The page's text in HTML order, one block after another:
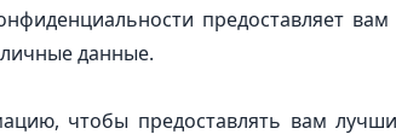
предоставляет
данные.
чтобы предоставлять вам